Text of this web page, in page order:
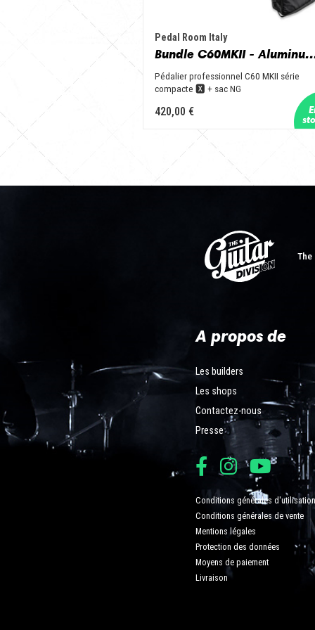
Pedal Room Italy
Bundle C60MKII -
Pédalier professionnel C60 MKII série
compacte 🆇 + sac NG
420,00 €
The
A propos de
Les builders
Les shops
Contactez-nous
Presse
Conditions générales d'utilisation
Conditions générales de vente
Mentions légales
Protection des données
Moyens de paiement
Livraison